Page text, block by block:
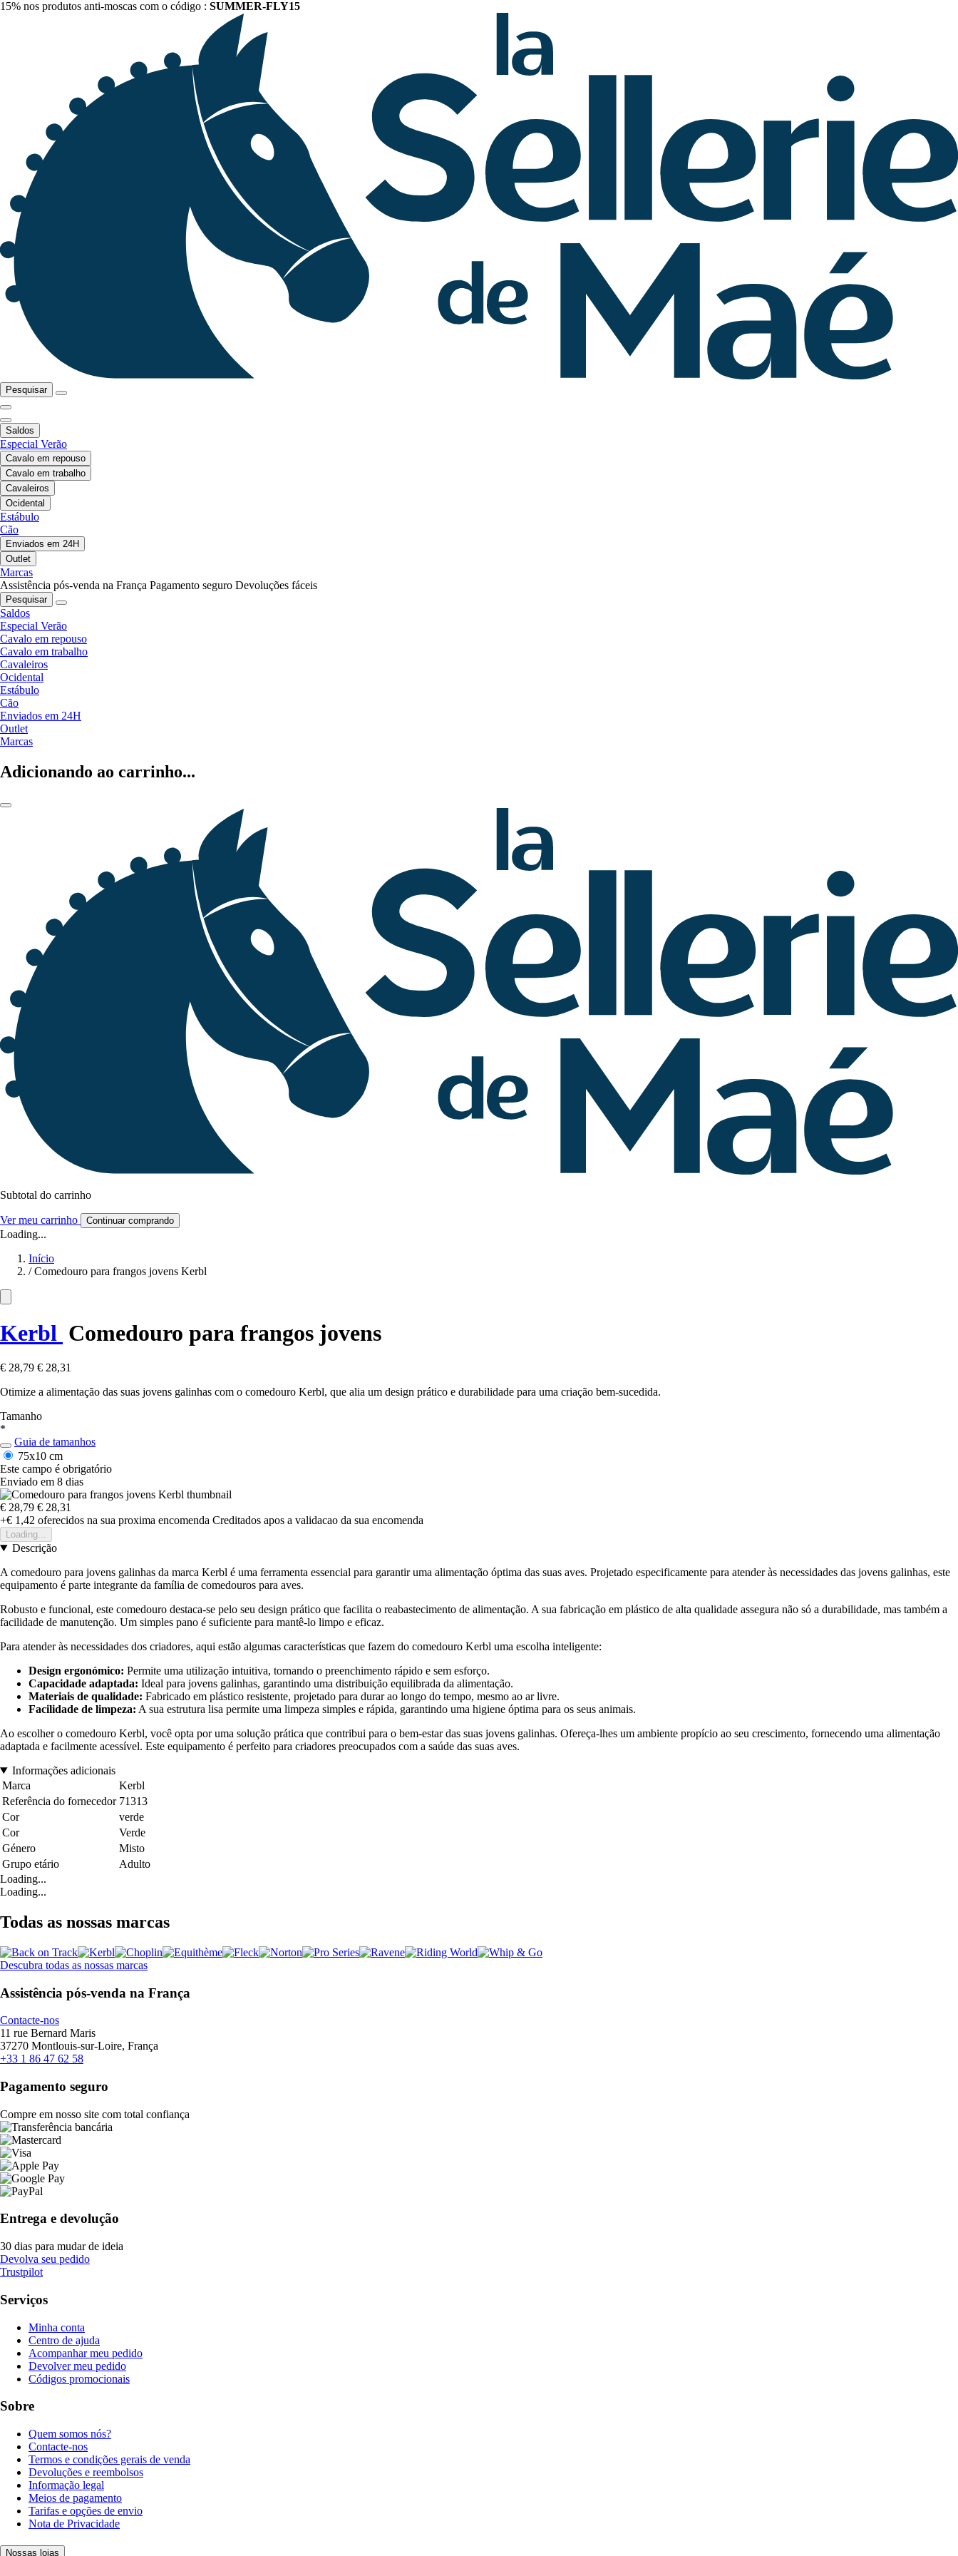
15% nos produtos anti-moscas com o código : SUMMER-FLY15
Pesquisar
Saldos
Especial Verão
Cavalo em repouso
Cavalo em trabalho
Cavaleiros
Ocidental
Estábulo
Cão
Enviados em 24H
Outlet
Marcas
Assistência pós-venda na França Pagamento seguro Devoluções fáceis
Pesquisar
Saldos
Especial Verão
Cavalo em repouso
Cavalo em trabalho
Cavaleiros
Ocidental
Estábulo
Cão
Enviados em 24H
Outlet
Marcas
Adicionando ao carrinho...
Subtotal do carrinho
Ver meu carrinho Continuar comprando
Loading...
Início
/ Comedouro para frangos jovens Kerbl
Kerbl Comedouro para frangos jovens
€ 28,79 € 28,31
Otimize a alimentação das suas jovens galinhas com o comedouro Kerbl, que alia um design prático e durabilidade para uma criação bem-sucedida.
Tamanho
*
Guia de tamanhos
75x10 cm
Este campo é obrigatório
Enviado em 8 dias
€ 28,79 € 28,31
+€ 1,42 oferecidos na sua proxima encomenda Creditados apos a validacao da sua encomenda
Loading...
Descrição
A comedouro para jovens galinhas da marca Kerbl é uma ferramenta essencial para garantir uma alimentação óptima das suas aves. Projetado especificamente para atender às necessidades das jovens galinhas, este
equipamento é parte integrante da família de comedouros para aves.
Robusto e funcional, este comedouro destaca-se pelo seu design prático que facilita o reabastecimento de alimentação. A sua fabricação em plástico de alta qualidade assegura não só a durabilidade, mas também a
facilidade de manutenção. Um simples pano é suficiente para mantê-lo limpo e eficaz.
Para atender às necessidades dos criadores, aqui estão algumas características que fazem do comedouro Kerbl uma escolha inteligente:
Design ergonómico: Permite uma utilização intuitiva, tornando o preenchimento rápido e sem esforço.
Capacidade adaptada: Ideal para jovens galinhas, garantindo uma distribuição equilibrada da alimentação.
Materiais de qualidade: Fabricado em plástico resistente, projetado para durar ao longo do tempo, mesmo ao ar livre.
Facilidade de limpeza: A sua estrutura lisa permite uma limpeza simples e rápida, garantindo uma higiene óptima para os seus animais.
Ao escolher o comedouro Kerbl, você opta por uma solução prática que contribui para o bem-estar das suas jovens galinhas. Ofereça-lhes um ambiente propício ao seu crescimento, fornecendo uma alimentação
adaptada e facilmente acessível. Este equipamento é perfeito para criadores preocupados com a saúde das suas aves.
Informações adicionais
Marca
Kerbl
Referência do fornecedor 71313
Cor
verde
Cor
Verde
Género
Misto
Grupo etário
Adulto
Loading...
Loading...
Todas as nossas marcas
Descubra todas as nossas marcas
Assistência pós-venda na França
Contacte-nos
11 rue Bernard Maris
37270 Montlouis-sur-Loire, França
+33 1 86 47 62 58
Pagamento seguro
Compre em nosso site com total confiança
Entrega e devolução
30 dias para mudar de ideia
Devolva seu pedido
Trustpilot
Serviços
Minha conta
Centro de ajuda
Acompanhar meu pedido
Devolver meu pedido
Códigos promocionais
Sobre
Quem somos nós?
Contacte-nos
Termos e condições gerais de venda
Devoluções e reembolsos
Informação legal
Meios de pagamento
Tarifas e opções de envio
Nota de Privacidade
Nossas lojas